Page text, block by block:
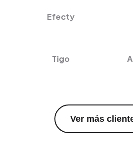
Efecty
Tigo
Ver más